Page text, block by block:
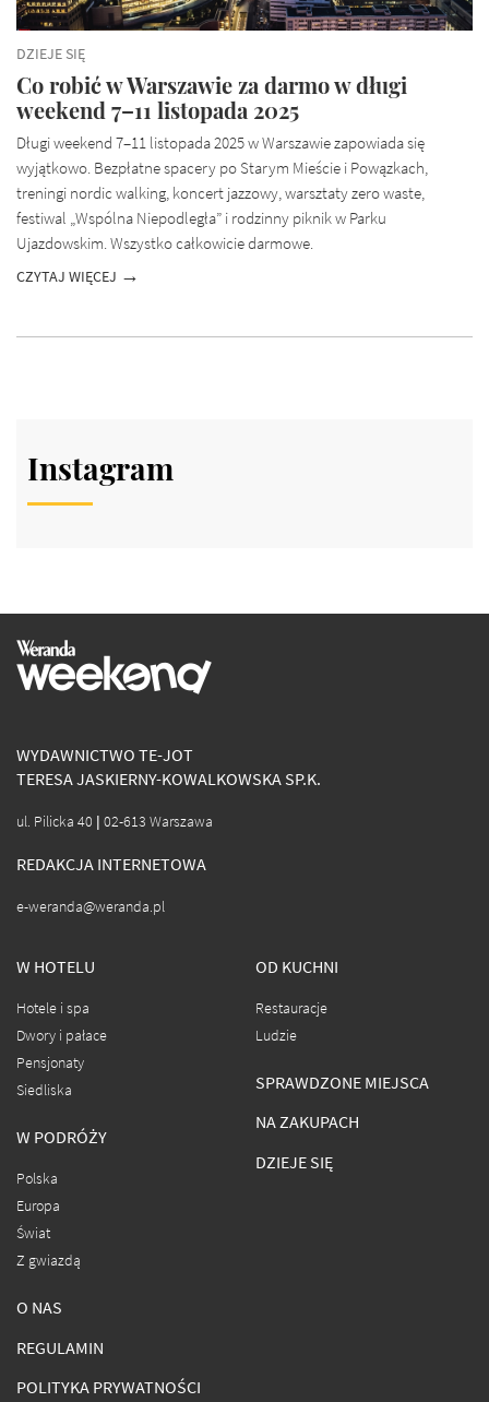
DZIEJE SIĘ
Co robić w Warszawie za darmo w długi
weekend 7–11 listopada 2025
Długi weekend 7–11 listopada 2025 w Warszawie zapowiada się
wyjątkowo. Bezpłatne spacery po Starym Mieście i Powązkach,
treningi nordic walking, koncert jazzowy, warsztaty zero waste,
festiwal „Wspólna Niepodległa” i rodzinny piknik w Parku
Ujazdowskim. Wszystko całkowicie darmowe.
CZYTAJ WIĘCEJ
Instagram
WYDAWNICTWO TE-JOT
TERESA JASKIERNY-KOWALKOWSKA SP.K.
ul. Pilicka 40 | 02-613 Warszawa
REDAKCJA INTERNETOWA
e-weranda@weranda.pl
W HOTELU
Hotele i spa
Dwory i pałace
Pensjonaty
Siedliska
W PODRÓŻY
Polska
Europa
Świat
Z gwiazdą
OD KUCHNI
Restauracje
Ludzie
SPRAWDZONE MIEJSCA
NA ZAKUPACH
DZIEJE SIĘ
O NAS
REGULAMIN
POLITYKA PRYWATNOŚCI